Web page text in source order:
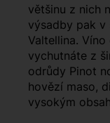
většinu z nich
výsadby pak v
Valtellina.
vychutnáte z
odrůdy Pinot
hovězí maso,
vysokým